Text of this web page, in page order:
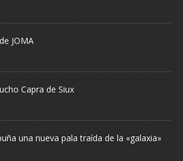
JOMA
Capra de Siux
una nueva pala traída de la «galaxia»